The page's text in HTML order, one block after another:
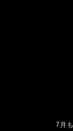
7月